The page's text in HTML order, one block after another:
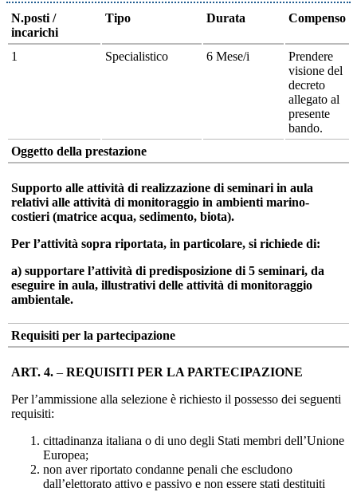
N.posti /
incarichi
Tipo Durata Compenso
1 Specialistico 6 Mese/i
Prendere
visione del
decreto
allegato al
presente
bando.
Oggetto della prestazione
Supporto alle attività di realizzazione di seminari in aula
relativi alle attività di monitoraggio in ambienti marino-
costieri (matrice acqua, sedimento, biota).
Per l’attività sopra riportata, in particolare, si richiede di:
a) supportare l’attività di predisposizione di 5 seminari, da
eseguire in aula, illustrativi delle attività di monitoraggio
ambientale.
Requisiti per la partecipazione
ART. 4. – REQUISITI PER LA PARTECIPAZIONE
Per l’ammissione alla selezione è richiesto il possesso dei seguenti
requisiti:
cittadinanza italiana o di uno degli Stati membri dell’Unione
Europea;
non aver riportato condanne penali che escludono
dall’elettorato attivo e passivo e non essere stati destituiti